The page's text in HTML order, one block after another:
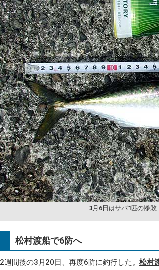
3月6日はサバ1匹の惨敗
松村渡船で6防へ
2週間後の3月20日、再度6防に釣行した。 松村